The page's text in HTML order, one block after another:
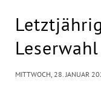
MITTWOCH, 28. JANUAR